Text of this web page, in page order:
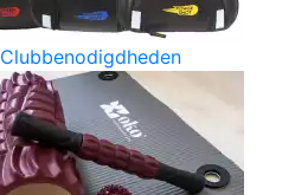
Clubbenodigdheden